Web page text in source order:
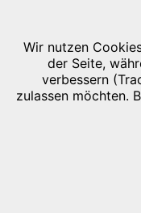
Wir nutzen
der Seite,
verbessern
zulassen möchten.